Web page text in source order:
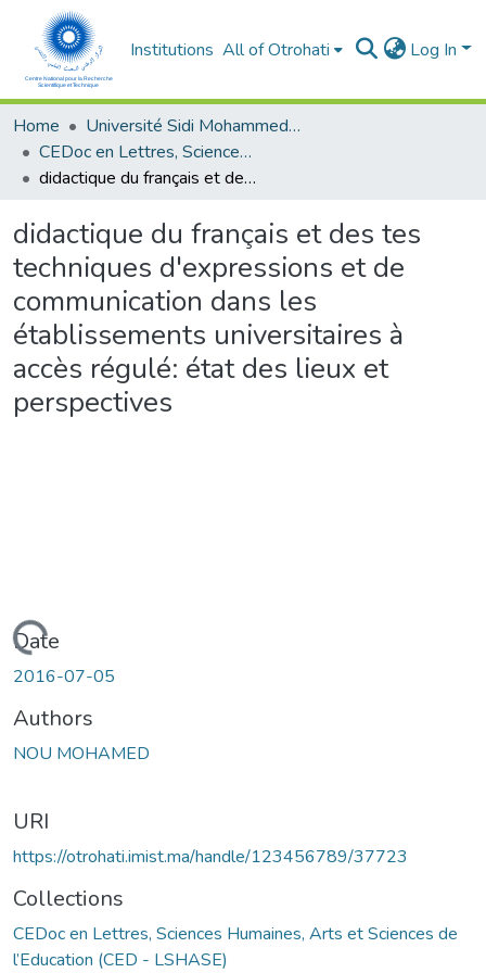
Institutions All of Otrohati Log In
Home
Université Sidi Mohammed Ben Abdellah - Fès
CEDoc en Lettres, Sciences Humaines, Arts et Sciences de l’Education (CED - LSHASE)
didactique du français et des tes techniques d'expressions et de communication dans les établissements universitaires à accès régulé: état des lieux et perspectives
didactique du français et des tes
techniques d'expressions et de
communication dans les
établissements universitaires à
accès régulé: état des lieux et
perspectives
Loading...
Date
2016-07-05
Authors
NOU MOHAMED
URI
https://otrohati.imist.ma/handle/123456789/37723
Collections
CEDoc en Lettres, Sciences Humaines, Arts et Sciences de
l’Education (CED - LSHASE)